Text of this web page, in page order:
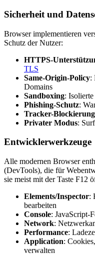
Sicherheit und
Browser implementieren
Schutz der Nutzer:
HTTPS-
TLS
Same-Origin-Policy:
Domains
Sandboxing:
Phishing-Schutz:
Tracker-Blockierung
Privater Modus:
Entwicklerwerkzeuge
Alle modernen Browser
(DevTools), die für
sie meist mit der Taste F12
Elements/Inspector:
bearbeiten
Console: JavaScript-
Network:
Performance:
Application:
verwalten